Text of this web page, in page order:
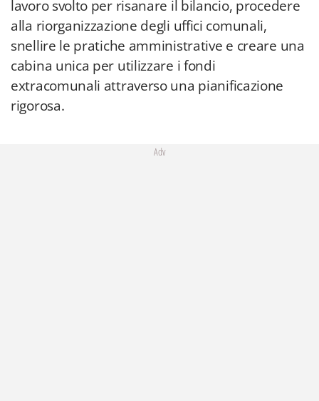
lavoro svolto per risanare il bilancio, procedere
alla riorganizzazione degli uffici comunali,
snellire le pratiche amministrative e creare una
cabina unica per utilizzare i fondi
extracomunali attraverso una pianificazione
rigorosa.
Adv